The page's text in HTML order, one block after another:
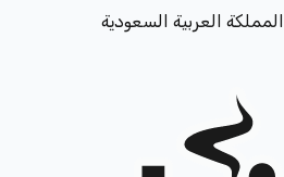
العربية السعودية